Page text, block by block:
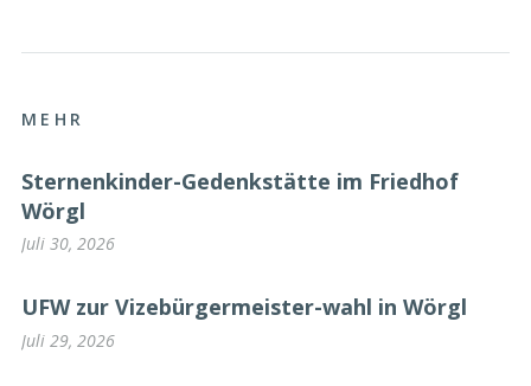
MEHR
Sternenkinder-Gedenkstätte im Friedhof
Wörgl
Juli 30, 2026
UFW zur Vizebürgermeister-wahl in Wörgl
Juli 29, 2026